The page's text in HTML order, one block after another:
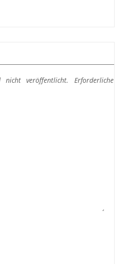
nicht veröffentlicht.
Erforderliche